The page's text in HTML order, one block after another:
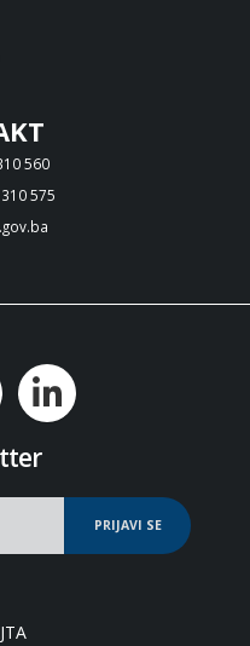
560
575
PRIJAVI SE